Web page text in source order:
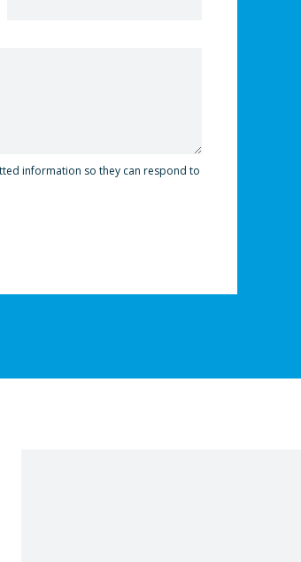
information so they can respond to